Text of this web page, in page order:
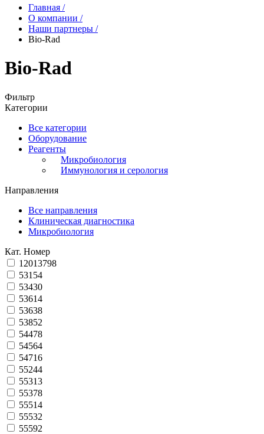
Главная /
О компании /
Наши партнеры /
Bio-Rad
Bio-Rad
Фильтр
Категории
Все категории
Оборудование
Реагенты
Микробиология
Иммунология и серология
Направления
Все направления
Клиническая диагностика
Микробиология
Кат. Номер
12013798
53154
53430
53614
53638
53852
54478
54564
54716
55244
55313
55378
55514
55532
55592